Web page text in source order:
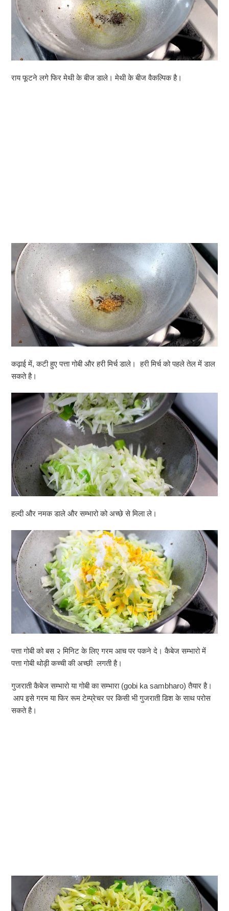
राय फूटने लगे फिर मेथी के बीज डाले। मेथी के बीज वैकल्पिक है।
कढ़ाई में, कटी हुए पत्ता गोबी और हरी मिर्च डाले। हरी मिर्च को पहले तेल में डाल
सकते है।
हल्दी और नमक डाले और सम्भारो को अच्छे से मिला ले।
पत्ता गोबी को बस २ मिनिट के लिए गरम आच पर पकने दे। कैबेज सम्भारो में
पत्ता गोबी थोड़ी कच्ची की अच्छी लगती है।
गुजराती कैबेज सम्भारो या गोबी का सम्भारा (gobi ka sambharo) तैयार है।
आप इसे गरम या फिर रूम टेम्प्रेचर पर किसी भी गुजराती डिश के साथ परोस
सकते है।